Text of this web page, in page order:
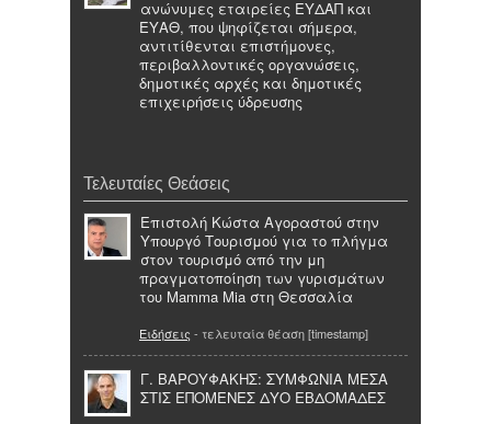
ανώνυμες εταιρείες ΕΥΔΑΠ και
ΕΥΑΘ, που ψηφίζεται σήμερα,
αντιτίθενται επιστήμονες,
περιβαλλοντικές οργανώσεις,
δημοτικές αρχές και δημοτικές
επιχειρήσεις ύδρευσης
Τελευταίες Θεάσεις
Επιστολή Κώστα Αγοραστού στην
Υπουργό Τουρισμού για το πλήγμα
στον τουρισμό από την μη
πραγματοποίηση των γυρισμάτων
του Mamma Mia στη Θεσσαλία
Ειδήσεις - τελευταία θέαση [timestamp]
Γ. ΒΑΡΟΥΦΑΚΗΣ: ΣΥΜΦΩΝΙΑ ΜΕΣΑ
ΣΤΙΣ ΕΠΟΜΕΝΕΣ ΔΥΟ ΕΒΔΟΜΑΔΕΣ